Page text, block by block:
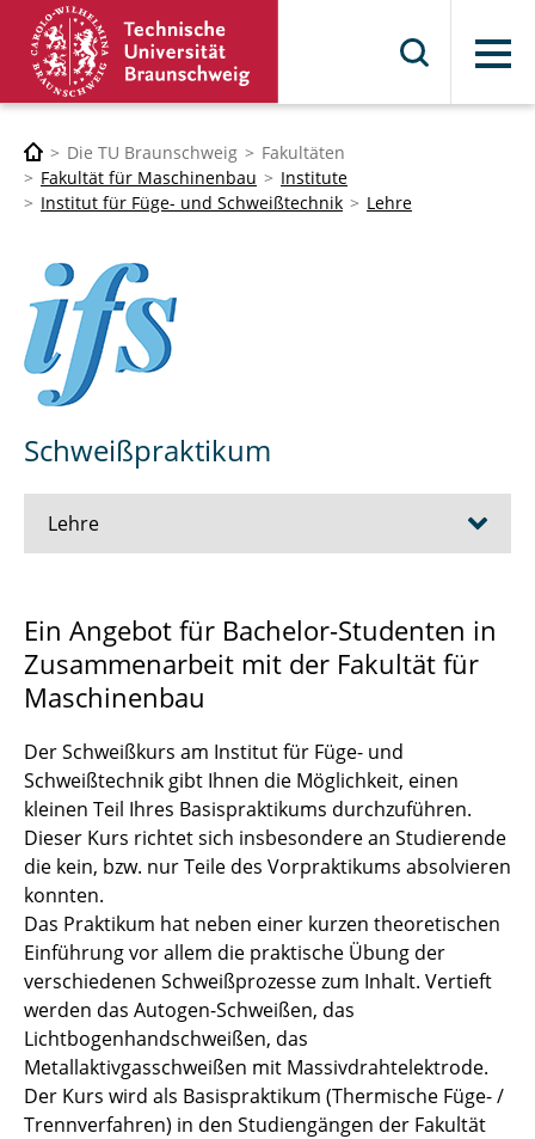
Menü
Die TU Braunschweig
Fakultäten
Fakultät für Maschinenbau
Institute
Institut für Füge- und Schweißtechnik
Lehre
Schweißpraktikum
Lehre
Klausurtermine
Projektarbeit am ifs
Studentische Arbeiten
Schweißpraktikum
DVS Studentengruppe Braunschweig
Exkursionen
Ein Angebot für Bachelor-Studenten in
Zusammenarbeit mit der Fakultät für
Maschinenbau
Der Schweißkurs am Institut für Füge- und
Schweißtechnik gibt Ihnen die Möglichkeit, einen
kleinen Teil Ihres Basispraktikums durchzuführen.
Dieser Kurs richtet sich insbesondere an Studierende
die kein, bzw. nur Teile des Vorpraktikums absolvieren
konnten.
Das Praktikum hat neben einer kurzen theoretischen
Einführung vor allem die praktische Übung der
verschiedenen Schweißprozesse zum Inhalt. Vertieft
werden das Autogen-Schweißen, das
Lichtbogenhandschweißen, das
Metallaktivgasschweißen mit Massivdrahtelektrode.
Der Kurs wird als Basispraktikum (Thermische Füge- /
Trennverfahren) in den Studiengängen der Fakultät